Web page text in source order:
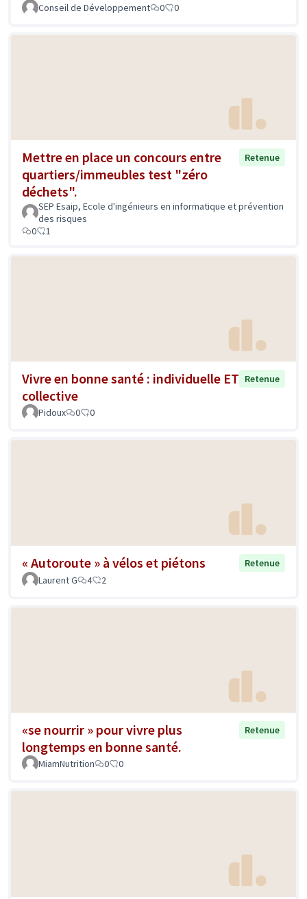
Conseil de Développement 0 0
Mettre en place un concours entre
quartiers/immeubles test "zéro
déchets".
Retenue
SEP Esaip, Ecole d'ingénieurs en informatique et prévention
des risques
0
1
Vivre en bonne santé : individuelle ET
collective
Retenue
Pidoux 0 0
« Autoroute » à vélos et piétons
Retenue
Laurent G
4 2
«se nourrir » pour vivre plus
longtemps en bonne santé.
Retenue
MiamNutrition 0 0